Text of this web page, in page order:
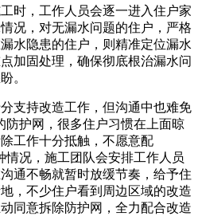
，工作人员会逐一进入住户家
况，对无漏水问题的住户，严格
水隐患的住户，则精准定位漏水
加固处理，确保彻底根治漏水问
。
持改造工作，但沟通中也难免
防护网，很多住户习惯在上面晾
工作十分抵触，不愿意配
情况，施工团队会安排工作人员
通不畅就暂时放缓节奏，给予住
，不少住户看到周边区域的改造
同意拆除防护网，全力配合改造